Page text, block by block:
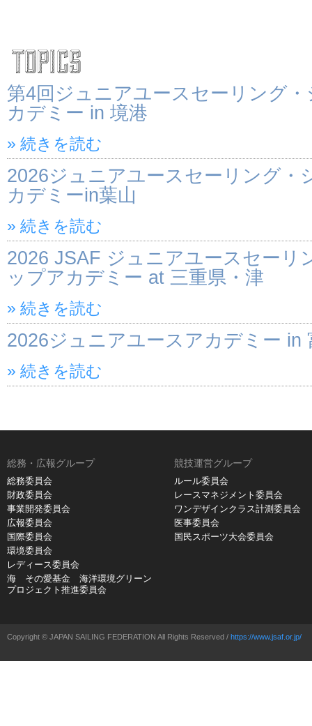
第4回ジュニアユースセーリング
カデミー in 境港
» 続きを読む
2026ジュニアユースセーリング・
カデミーin葉山
» 続きを読む
2026 JSAF ジュニアユースセーリ
ップアカデミー at 三重県・津
» 続きを読む
2026ジュニアユースアカデミー in
» 続きを読む
総務・広報グループ
総務委員会
財政委員会
事業開発委員会
広報委員会
国際委員会
環境委員会
レディース委員会
海 その愛基金 海洋環境グリーン
プロジェクト推進委員会
競技運営グループ
ルール委員会
レースマネジメント委員会
ワンデザインクラス計測委員会
医事委員会
国民スポーツ大会委員会
Copyright © JAPAN SAILING FEDERATION All Rights Reserved / https://www.jsaf.or.jp/